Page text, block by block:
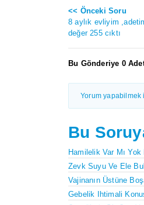
<< Önceki Soru
8 aylık evliyim
değer 255 cıktı
Bu Gönderiye 0
Yorum yapabilmek
Bu
Hamilelik Var Mı Yok
Zevk Suyu Ve Ele
Vajinanın Üstüne
Gebelik Ihtimali